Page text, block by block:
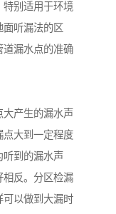
特别适用于环境
听漏法的区
道漏水点的准确
产生的漏水声
点大到一定程度
听到的漏水声
相反。分区检漏
可以做到大漏时